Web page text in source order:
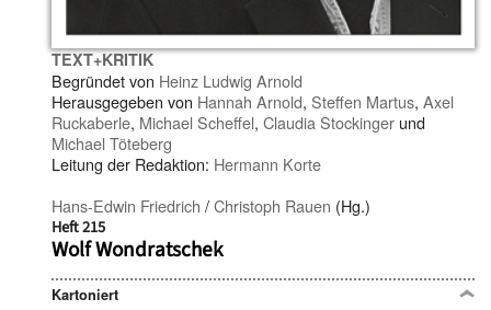
TEXT+KRITIK
Begründet von Heinz Ludwig Arnold
Herausgegeben von Hannah Arnold, Steffen Martus, Axel
Ruckaberle, Michael Scheffel, Claudia Stockinger und
Michael Töteberg
Leitung der Redaktion: Hermann Korte
Hans-Edwin Friedrich /Christoph Rauen (Hg.)
Heft 215
Wolf Wondratschek
Kartoniert